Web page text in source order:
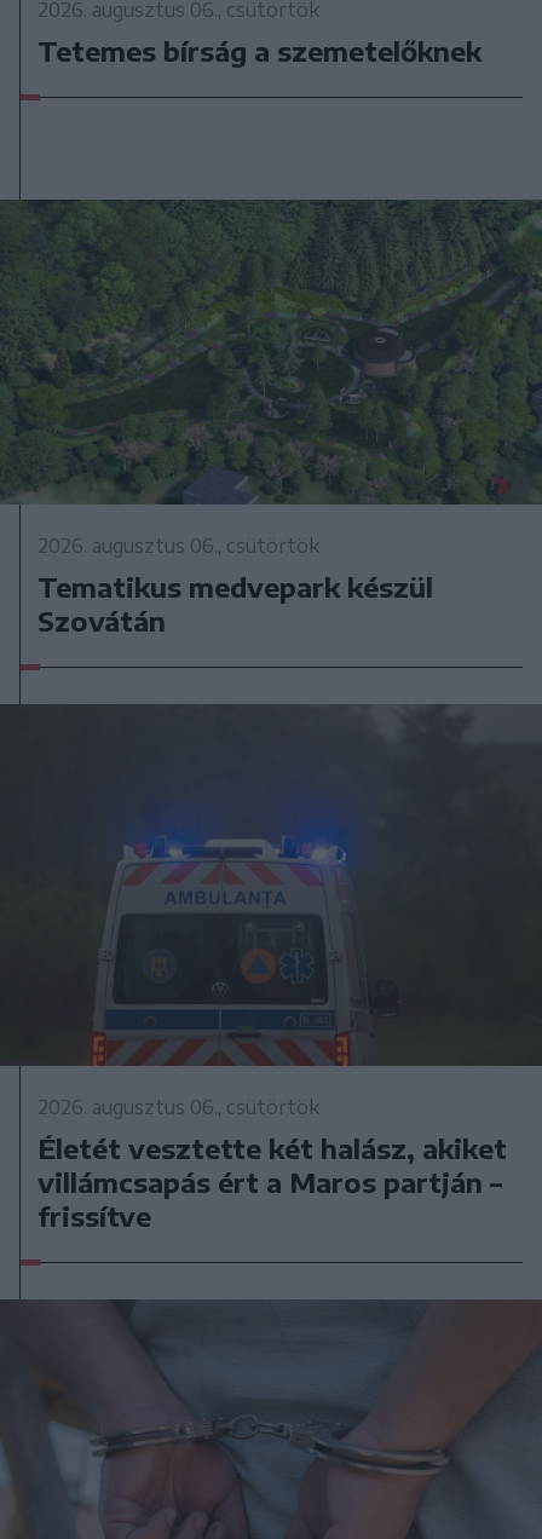
2026. augusztus 06., csütörtök
Tetemes bírság a szemetelőknek
2026. augusztus 06., csütörtök
Tematikus medvepark készül
Szovátán
2026. augusztus 06., csütörtök
Életét vesztette két halász, akiket
villámcsapás ért a Maros partján –
frissítve